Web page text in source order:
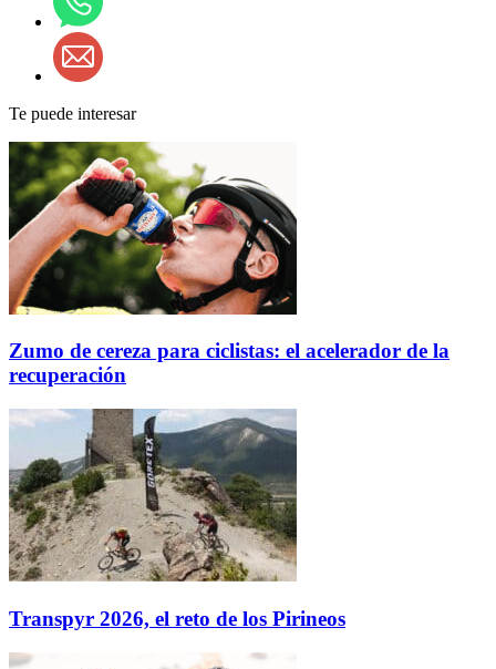
Te puede interesar
Zumo de cereza para ciclistas: el acelerador de la
recuperación
Transpyr 2026, el reto de los Pirineos